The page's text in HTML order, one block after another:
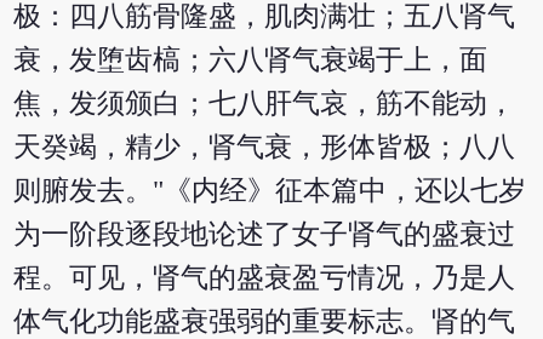
极：四八筋骨隆盛，肌肉满壮；五八肾气
衰，发堕齿槁；六八肾气衰竭于上，面
焦，发须颁白；七八肝气哀，筋不能动，
天癸竭，精少，肾气衰，形体皆极；八八
则腑发去。"《内经》征本篇中，还以七岁
为一阶段逐段地论述了女子肾气的盛衰过
程。可见，肾气的盛衰盈亏情况，乃是人
体气化功能盛衰强弱的重要标志。肾的气